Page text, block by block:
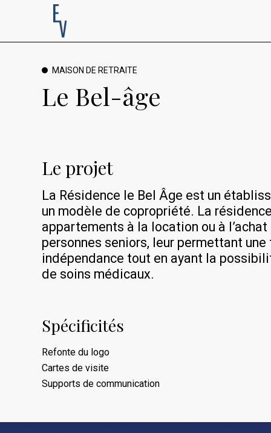
MAISON DE RETRAITE
Le Bel-âge
Le projet
La Résidence le Bel Âge est un
un modèle de copropriété. La
appartements à la location ou à l’achat
personnes seniors, leur permettant
indépendance tout en ayant la
de soins médicaux.
Spécificités
Refonte du logo
Cartes de visite
Supports de communication